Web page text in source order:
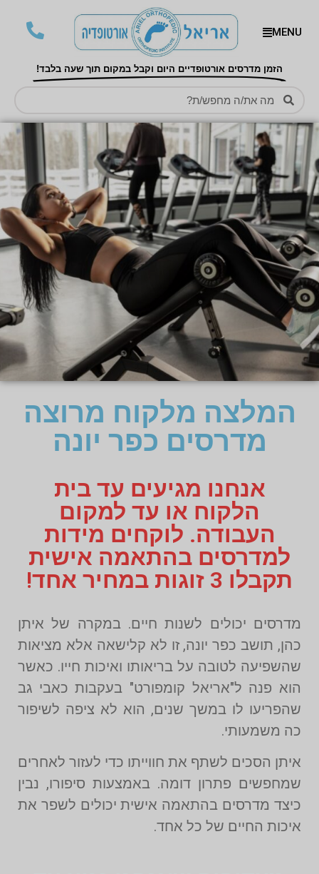
MENU
הזמן מדרסים אורטופדיים היום וקבל במקום תוך שעה בלבד!
המלצה מלקוח מרוצה
מדרסים כפר יונה
אנחנו מגיעים עד בית
הלקוח או עד למקום
העבודה. לוקחים מידות
למדרסים בהתאמה אישית
תקבלו 3 זוגות במחיר אחד!
מדרסים יכולים לשנות חיים. במקרה של איתן
כהן, תושב כפר יונה, זו לא קלישאה אלא מציאות
שהשפיעה לטובה על בריאותו ואיכות חייו. כאשר
הוא פנה ל"אריאל קומפורט" בעקבות כאבי גב
שהפריעו לו במשך שנים, הוא לא ציפה לשיפור
כה משמעותי.
איתן הסכים לשתף את חווייתו כדי לעזור לאחרים
שמחפשים פתרון דומה. באמצעות סיפורו, נבין
כיצד מדרסים בהתאמה אישית יכולים לשפר את
איכות החיים של כל אחד.